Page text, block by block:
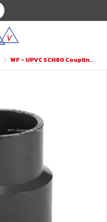
WF - UPVC SCH80 Coupling Reducer